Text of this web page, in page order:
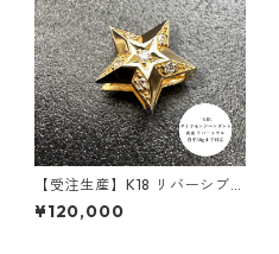
【受注生産】K18 リバーシブル
ペンダント｜ステラコア｜ 30
g喜平まで対応 4WAY｜custo
¥120,000